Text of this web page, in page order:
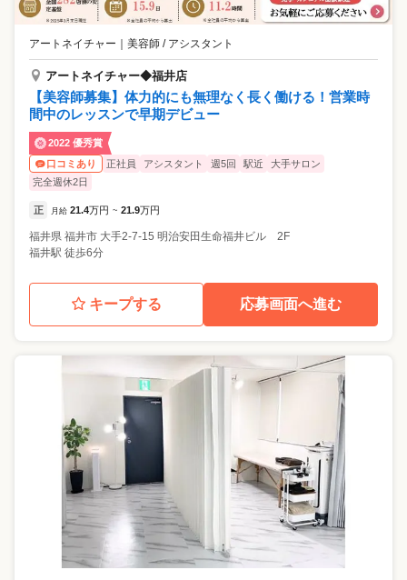
アートネイチャー 美容師 / アシスタント
アートネイチャー◆福井店
【美容師募集】体力的にも無理なく長く働ける！営業時
間中のレッスンで早期デビュー
2022 優秀賞
口コミあり
正社員 アシスタント 週5回 駅近
大手サロン
完全週休2日
正 月給 21.4万円 ~ 21.9万円
福井県 福井市 大手2-7-15 明治安田生命福井ビル 2F
福井駅 徒歩6分
キープする 応募画面へ進む